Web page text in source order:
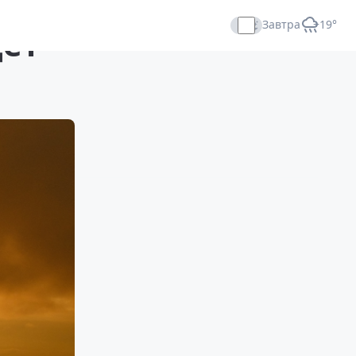
Завтра +19°